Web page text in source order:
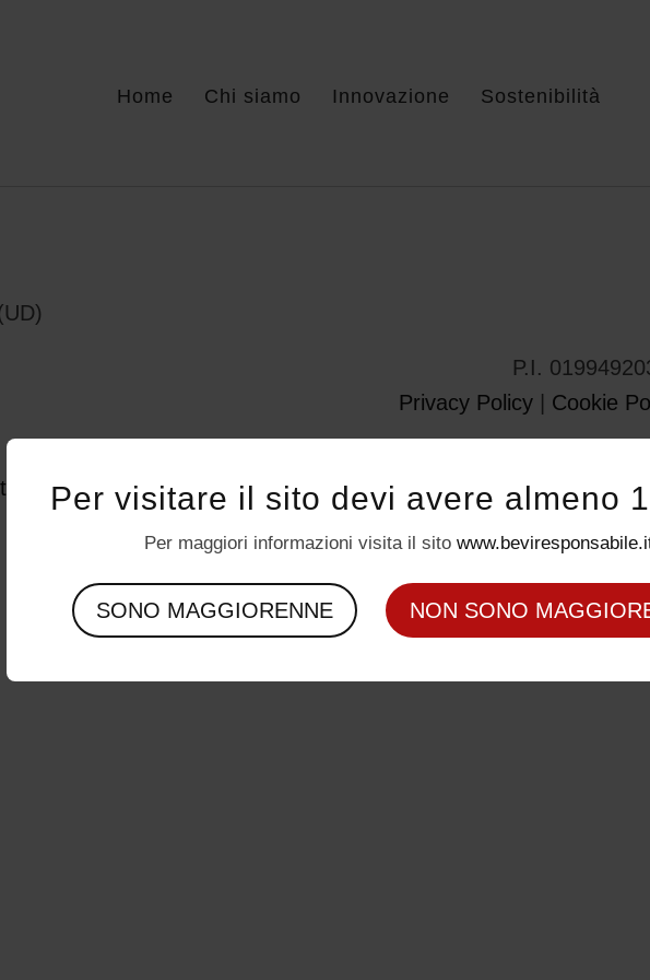
Home Chi siamo Innovazione Sostenibilità
P.I.
Privacy Policy
Cookie
Per visitare il sito devi avere almeno
Per maggiori informazioni visita il sito
SONO MAGGIORENNE NON SONO